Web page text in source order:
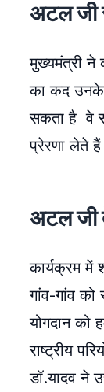
अटल जी
मुख्यमंत्री ने
का कद उनके
सकता है वे
प्रेरणा लेते
अटल जी
कार्यक्रम में
गांव-गांव
योगदान को
राष्ट्रीय
डॉ.यादव ने